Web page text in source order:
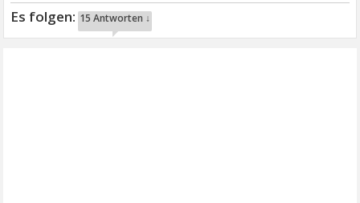
15 Antworten ↓